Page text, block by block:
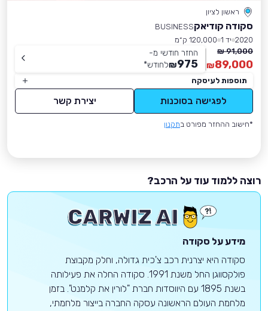
ראשון לציון
סקודה קודיאקBUSINESS
2020 יד 1
120,000 ק״מ
91,000 ₪
89,000
₪
החזר חודשי מ-
975
₪לחודש*
תוספות לעיסקה
לפגישה בסוכנות יצירת קשר
*חישוב ההחזר מפורט בתקנון
רוצה ללמוד עוד על הרכב?
מידע על סקודה
סקודה היא יצרנית רכב צ'כית גדולה, וחלק מקבוצת
פולקסווגן החל משנת 1991. סקודה החלה את פעילותה
בשנת 1895 עם היווסדות חברת "לורין את קלמנט". בזמן
מלחמת העולם הראשונה עסקה החברה בייצור מלחמתי,